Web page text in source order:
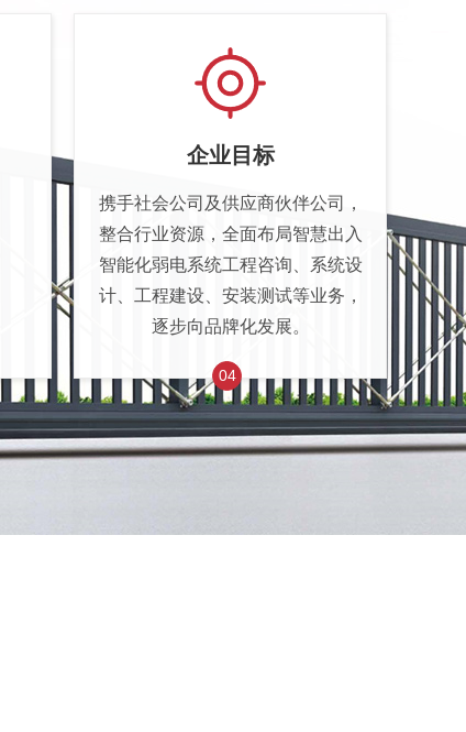
企业目标
携手社会公司及供应商伙伴公司，
整合行业资源，全面布局智慧出入
智能化弱电系统工程咨询、系统设
计、工程建设、安装测试等业务，
逐步向品牌化发展。
04